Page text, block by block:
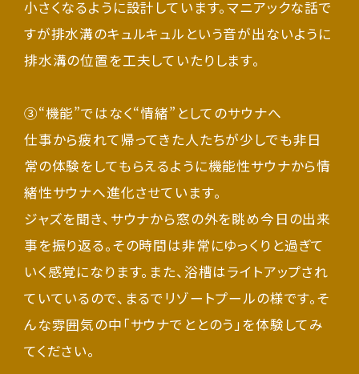
小さくなるように設計しています。マニアックな話で
すが排水溝のキュルキュルという音が出ないように
排水溝の位置を工夫していたりします。
③“機能”ではなく“情緒”としてのサウナへ
仕事から疲れて帰ってきた人たちが少しでも非日
常の体験をしてもらえるように機能性サウナから情
緒性サウナへ進化させています。
ジャズを聞き、サウナから窓の外を眺め今日の出来
事を振り返る。その時間は非常にゆっくりと過ぎて
いく感覚になります。また、浴槽はライトアップされ
ていているので、まるでリゾートプールの様です。そ
んな雰囲気の中「サウナでととのう」を体験してみ
てください。